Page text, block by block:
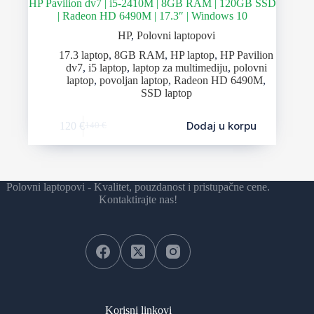
HP Pavilion dv7 | i5-2410M | 8GB RAM | 120GB SSD
| Radeon HD 6490M | 17.3″ | Windows 10
HP, Polovni laptopovi
17.3 laptop,8GB RAM,HP laptop,HP Pavilion
dv7, i5 laptop, laptop za multimediju, polovni
laptop,povoljan laptop,Radeon HD 6490M,
SSD laptop
120 € Dodaj u korpu
Polovni laptopovi - Kvalitet, pouzdanost i pristupačne cene.
Kontaktirajte nas!
Korisni linkovi